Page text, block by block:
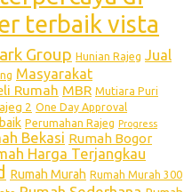
terbaik vista
Group Hunian Rajeg Jual
Masyarakat
Rumah MBR Mutiara Puri
2 One Day Approval
Perumahan Rajeg Progress
Bekasi Rumah Bogor
Harga Terjangkau
Rumah Murah Rumah Murah 300